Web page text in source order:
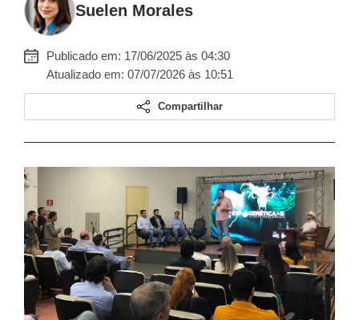
Suelen Morales
Publicado em: 17/06/2025 às 04:30
Atualizado em: 07/07/2026 às 10:51
Compartilhar